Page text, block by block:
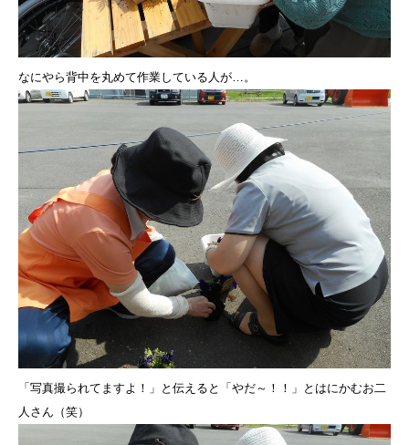
なにやら背中を丸めて作業している人が…。
「写真撮られてますよ！」と伝えると「やだ～！！」とはにかむお二
人さん（笑）